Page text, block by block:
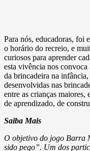
Para nós, educadoras, foi
o horário do recreio, e
curiosos para aprender
esta vivência nos
da brincadeira na infância,
desenvolvidas nas
entre as crianças maiores,
de aprendizado, de
Saiba Mais
O objetivo do jogo Barra
sido pego”. Um dos